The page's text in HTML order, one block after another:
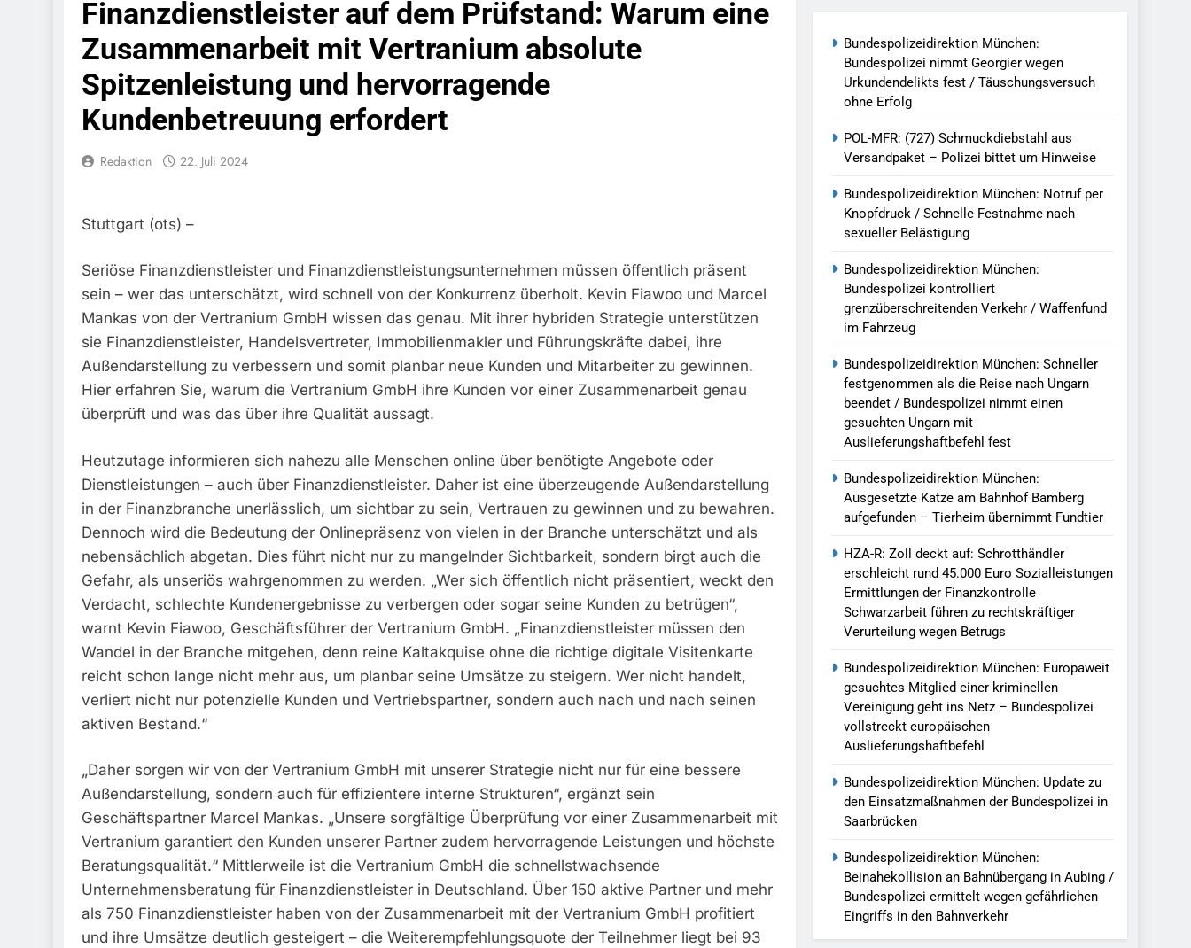
Bundespolizeidirektion München: Bundespolizei Kontrolliert Grenzüberschreitenden Verkehr / Waffenfund Im
Fahrzeug
7. August 2026
Bundespolizeidirektion München: Schneller Festgenommen Als Die Reise Nach Ungarn Beendet / Bundespolizei Nimmt
Einen Gesuchten Ungarn Mit Auslieferungshaftbefehl Fest
6. August 2026
Bundespolizeidirektion München: Ausgesetzte Katze Am Bahnhof Bamberg Aufgefunden – Tierheim Übernimmt
HZA-R: Zoll Deckt Auf: Schrotthändler Erschleicht Rund 45.000 Euro Sozialleistungen Ermittlungen Der Finanzkontrolle
Bundespolizei Vollstreckt Europäischen Auslieferungshaftbefehl
6. August 2026
Bundespolizeidirektion München: Update Zu Den Einsatzmaßnahmen Der Bundespolizei In Saarbrücken
Bundespolizeidirektion München: Beinahekollision An Bahnübergang In Aubing / Bundespolizei Ermittelt Wegen
Gefährlichen Eingriffs In Den Bahnverkehr
5. August 2026
Finanzdienstleister auf dem Prüfstand: Warum eine
Zusammenarbeit mit Vertranium absolute
Spitzenleistung und hervorragende
Kundenbetreuung erfordert
Redaktion 22. Juli 2024
Stuttgart (ots) –
Seriöse Finanzdienstleister und Finanzdienstleistungsunternehmen müssen öffentlich präsent
sein – wer das unterschätzt, wird schnell von der Konkurrenz überholt. Kevin Fiawoo und Marcel
Mankas von der Vertranium GmbH wissen das genau. Mit ihrer hybriden Strategie unterstützen
sie Finanzdienstleister, Handelsvertreter, Immobilienmakler und Führungskräfte dabei, ihre
Außendarstellung zu verbessern und somit planbar neue Kunden und Mitarbeiter zu gewinnen.
Hier erfahren Sie, warum die Vertranium GmbH ihre Kunden vor einer Zusammenarbeit genau
überprüft und was das über ihre Qualität aussagt.
Heutzutage informieren sich nahezu alle Menschen online über benötigte Angebote oder
Dienstleistungen – auch über Finanzdienstleister. Daher ist eine überzeugende Außendarstellung
in der Finanzbranche unerlässlich, um sichtbar zu sein, Vertrauen zu gewinnen und zu bewahren.
Dennoch wird die Bedeutung der Onlinepräsenz von vielen in der Branche unterschätzt und als
nebensächlich abgetan. Dies führt nicht nur zu mangelnder Sichtbarkeit, sondern birgt auch die
Gefahr, als unseriös wahrgenommen zu werden. „Wer sich öffentlich nicht präsentiert, weckt den
Verdacht, schlechte Kundenergebnisse zu verbergen oder sogar seine Kunden zu betrügen“,
warnt Kevin Fiawoo, Geschäftsführer der Vertranium GmbH. „Finanzdienstleister müssen den
Wandel in der Branche mitgehen, denn reine Kaltakquise ohne die richtige digitale Visitenkarte
reicht schon lange nicht mehr aus, um planbar seine Umsätze zu steigern. Wer nicht handelt,
verliert nicht nur potenzielle Kunden und Vertriebspartner, sondern auch nach und nach seinen
aktiven Bestand.“
„Daher sorgen wir von der Vertranium GmbH mit unserer Strategie nicht nur für eine bessere
Außendarstellung, sondern auch für effizientere interne Strukturen“, ergänzt sein
Geschäftspartner Marcel Mankas. „Unsere sorgfältige Überprüfung vor einer Zusammenarbeit mit
Vertranium garantiert den Kunden unserer Partner zudem hervorragende Leistungen und höchste
Beratungsqualität.“ Mittlerweile ist die Vertranium GmbH die schnellstwachsende
Unternehmensberatung für Finanzdienstleister in Deutschland. Über 150 aktive Partner und mehr
als 750 Finanzdienstleister haben von der Zusammenarbeit mit der Vertranium GmbH profitiert
und ihre Umsätze deutlich gesteigert – die Weiterempfehlungsquote der Teilnehmer liegt bei 93
Bundespolizeidirektion München:
Bundespolizei nimmt Georgier wegen
Urkundendelikts fest / Täuschungsversuch
ohne Erfolg
POL-MFR: (727) Schmuckdiebstahl aus
Versandpaket – Polizei bittet um Hinweise
Bundespolizeidirektion München: Notruf per
Knopfdruck / Schnelle Festnahme nach
sexueller Belästigung
Bundespolizeidirektion München:
Bundespolizei kontrolliert
grenzüberschreitenden Verkehr / Waffenfund
im Fahrzeug
Bundespolizeidirektion München: Schneller
festgenommen als die Reise nach Ungarn
beendet / Bundespolizei nimmt einen
gesuchten Ungarn mit
Auslieferungshaftbefehl fest
Bundespolizeidirektion München:
Ausgesetzte Katze am Bahnhof Bamberg
aufgefunden – Tierheim übernimmt Fundtier
HZA-R: Zoll deckt auf: Schrotthändler
erschleicht rund 45.000 Euro Sozialleistungen
Ermittlungen der Finanzkontrolle
Schwarzarbeit führen zu rechtskräftiger
Verurteilung wegen Betrugs
Bundespolizeidirektion München: Europaweit
gesuchtes Mitglied einer kriminellen
Vereinigung geht ins Netz – Bundespolizei
vollstreckt europäischen
Auslieferungshaftbefehl
Bundespolizeidirektion München: Update zu
den Einsatzmaßnahmen der Bundespolizei in
Saarbrücken
Bundespolizeidirektion München:
Beinahekollision an Bahnübergang in Aubing /
Bundespolizei ermittelt wegen gefährlichen
Eingriffs in den Bahnverkehr